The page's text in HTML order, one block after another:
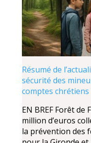
Résumé de
sécurité des
comptes chrétiens
EN BREF Forêt de
million d’euros
la prévention des